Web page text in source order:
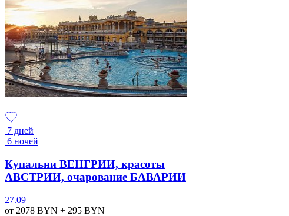
7 дней
6 ночей
Купальни ВЕНГРИИ, красоты
АВСТРИИ, очарование БАВАРИИ
27.09
от 2078 BYN + 295 BYN